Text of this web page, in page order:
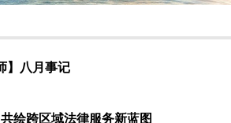
】八月事记
绘跨区域法律服务新蓝图